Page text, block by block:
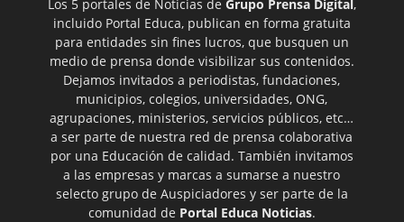
Los 5 portales de Noticias de Grupo Prensa Digital,
incluido Portal Educa, publican en forma gratuita
para entidades sin fines lucros, que busquen un
medio de prensa donde visibilizar sus contenidos.
Dejamos invitados a periodistas, fundaciones,
municipios, colegios, universidades, ONG,
agrupaciones, ministerios, servicios públicos, etc…
a ser parte de nuestra red de prensa colaborativa
por una Educación de calidad. También invitamos
a las empresas y marcas a sumarse a nuestro
selecto grupo de Auspiciadores y ser parte de la
comunidad de Portal Educa Noticias.